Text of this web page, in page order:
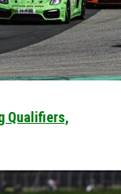
Qualifiers,